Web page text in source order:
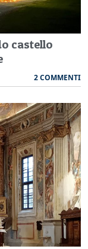
castello
2 COMMENTI